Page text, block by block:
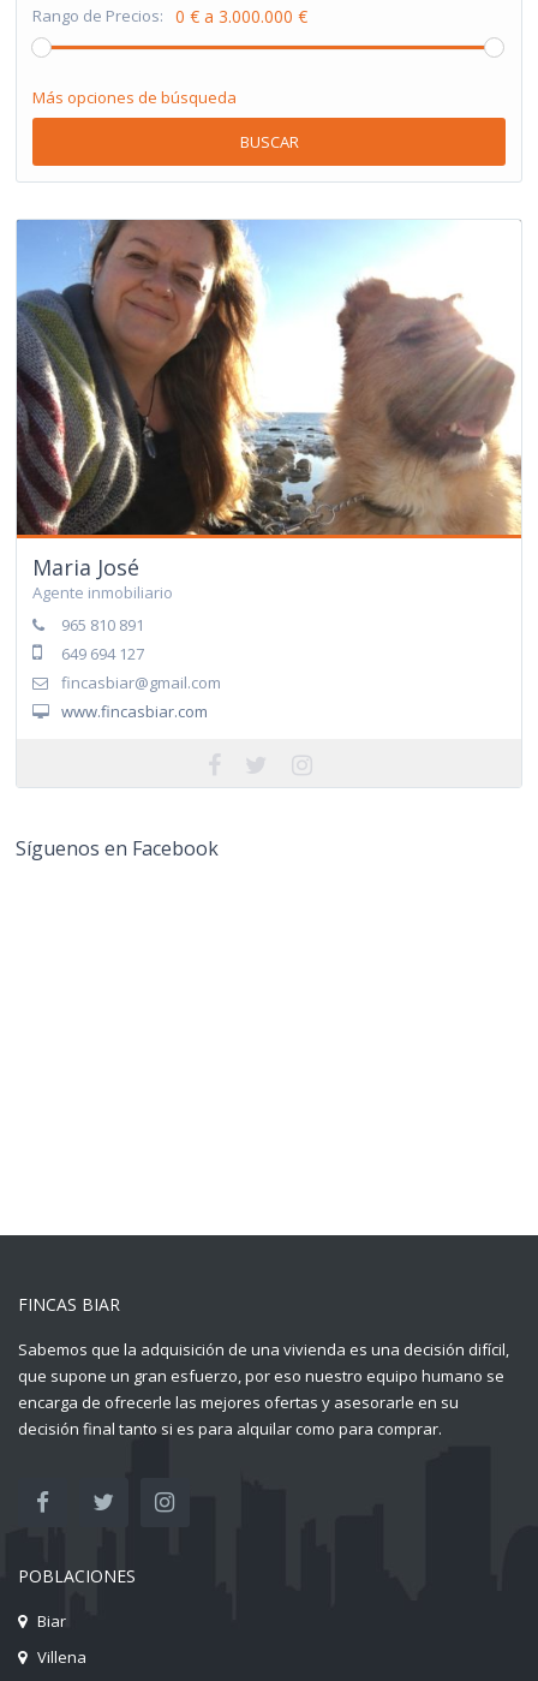
Rango de Precios: 0 € a 3.000.000 €
Más opciones de búsqueda
BUSCAR
Maria José
Agente inmobiliario
965 810 891
649 694 127
fincasbiar@gmail.com
www.fincasbiar.com
Síguenos en Facebook
FINCAS BIAR
Sabemos que la adquisición de una vivienda es una decisión difícil,
que supone un gran esfuerzo, por eso nuestro equipo humano se
encarga de ofrecerle las mejores ofertas y asesorarle en su
decisión final tanto si es para alquilar como para comprar.
POBLACIONES
Biar
Villena